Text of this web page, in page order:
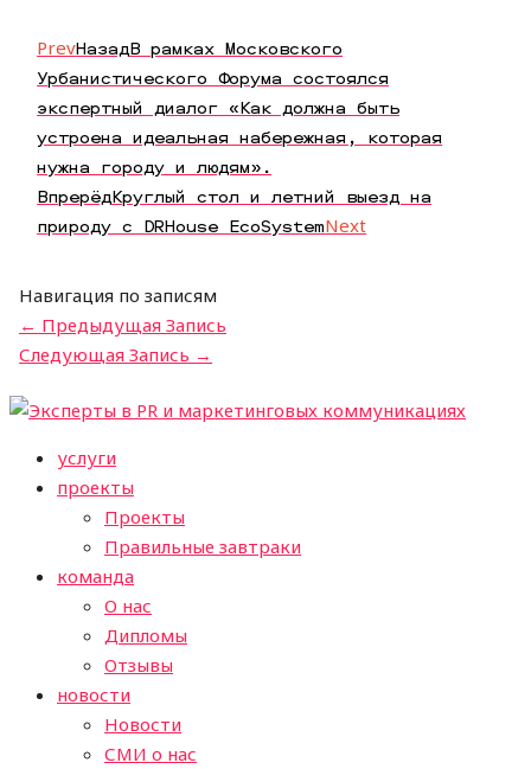
PrevНазадВ рамках Московского
Урбанистического Форума состоялся
экспертный диалог «Как должна быть
устроена идеальная набережная, которая
нужна городу и людям».
ВпрерёдКруглый стол и летний выезд на
природу с DRHouse EcoSystemNext
Навигация по записям
← Предыдущая Запись
Следующая Запись →
услуги
проекты
Проекты
Правильные завтраки
команда
О нас
Дипломы
Отзывы
новости
Новости
СМИ о нас